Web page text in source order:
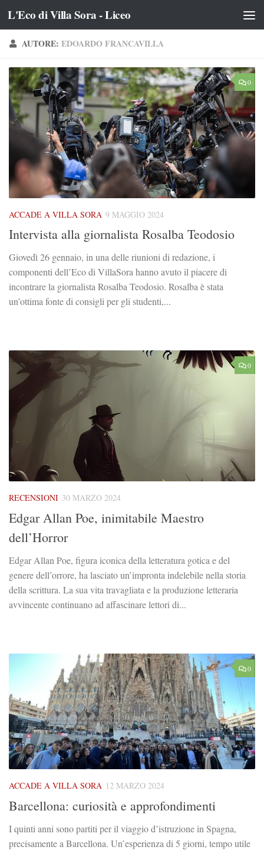
Salta al contenuto
L'Eco di Villa Sora - Liceo
AUTORE: EDOARDO FRANCAVILLA
0
ACCADE A VILLA SORA 9 MAGGIO 2024
Intervista alla giornalista Rosalba Teodosio
Giovedì 26 gennaio, in una delle riunioni di redazione, i
componenti dell’Eco di VillaSora hanno avuto il piacere di
incontrare la giornalista Rosalba Teodosio. Rosalba è stata
un’ottima fonte di consigli per gli studenti,...
0
RECENSIONI 30 MARZO 2024
Edgar Allan Poe, inimitabile Maestro
dell’Horror
Edgar Allan Poe, figura iconica della letteratura gotica e del
genere dell’orrore, ha lasciato un’impronta indelebile nella storia
della scrittura. La sua vita travagliata e la produzione letteraria
avvincente continuano ad affascinare lettori di...
0
ACCADE A VILLA SORA 12 MARZO 2024
Barcellona: curiosità e approfondimenti
I quinti anni sono partiti per il viaggio d’istruzione in Spagna,
precisamente a Barcellona. Un’esperienza di 5 giorni, tempo utile